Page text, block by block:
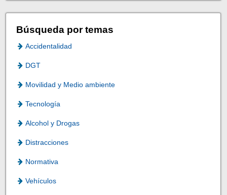
Búsqueda por temas
Accidentalidad
DGT
Movilidad y Medio ambiente
Tecnología
Alcohol y Drogas
Distracciones
Normativa
Vehículos